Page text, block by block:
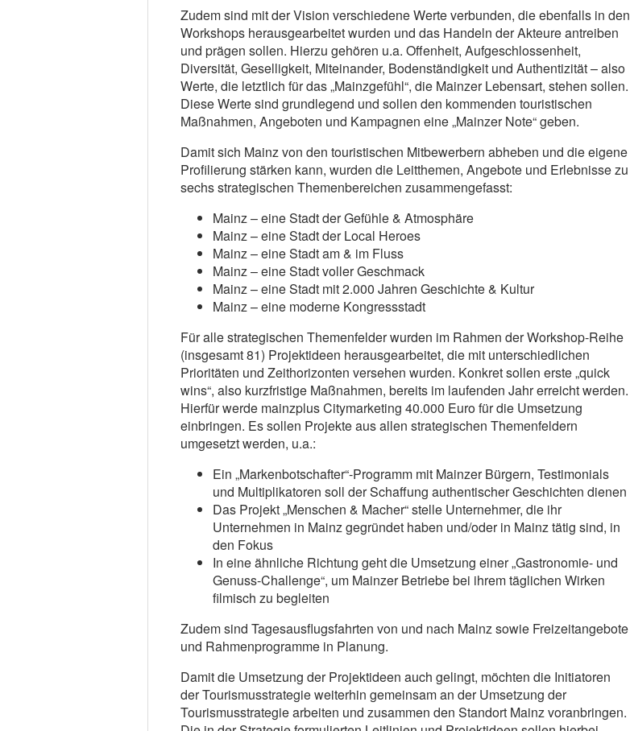
Zudem sind mit der Vision verschiedene Werte verbunden, die ebenfalls in den
Workshops herausgearbeitet wurden und das Handeln der Akteure antreiben
und prägen sollen. Hierzu gehören u.a. Offenheit, Aufgeschlossenheit,
Diversität, Geselligkeit, Miteinander, Bodenständigkeit und Authentizität – also
Werte, die letztlich für das „Mainzgefühl“, die Mainzer Lebensart, stehen sollen.
Diese Werte sind grundlegend und sollen den kommenden touristischen
Maßnahmen, Angeboten und Kampagnen eine „Mainzer Note“ geben.
Damit sich Mainz von den touristischen Mitbewerbern abheben und die eigene
Profilierung stärken kann, wurden die Leitthemen, Angebote und Erlebnisse zu
sechs strategischen Themenbereichen zusammengefasst:
Mainz – eine Stadt der Gefühle & Atmosphäre
Mainz – eine Stadt der Local Heroes
Mainz – eine Stadt am & im Fluss
Mainz – eine Stadt voller Geschmack
Mainz – eine Stadt mit 2.000 Jahren Geschichte & Kultur
Mainz – eine moderne Kongressstadt
Für alle strategischen Themenfelder wurden im Rahmen der Workshop-Reihe
(insgesamt 81) Projektideen herausgearbeitet, die mit unterschiedlichen
Prioritäten und Zeithorizonten versehen wurden. Konkret sollen erste „quick
wins“, also kurzfristige Maßnahmen, bereits im laufenden Jahr erreicht werden.
Hierfür werde mainzplus Citymarketing 40.000 Euro für die Umsetzung
einbringen. Es sollen Projekte aus allen strategischen Themenfeldern
umgesetzt werden, u.a.:
Ein „Markenbotschafter“-Programm mit Mainzer Bürgern, Testimonials
und Multiplikatoren soll der Schaffung authentischer Geschichten dienen
Das Projekt „Menschen & Macher“ stelle Unternehmer, die ihr
Unternehmen in Mainz gegründet haben und/oder in Mainz tätig sind, in
den Fokus
In eine ähnliche Richtung geht die Umsetzung einer „Gastronomie- und
Genuss-Challenge“, um Mainzer Betriebe bei ihrem täglichen Wirken
filmisch zu begleiten
Zudem sind Tagesausflugsfahrten von und nach Mainz sowie Freizeitangebote
und Rahmenprogramme in Planung.
Damit die Umsetzung der Projektideen auch gelingt, möchten die Initiatoren
der Tourismusstrategie weiterhin gemeinsam an der Umsetzung der
Tourismusstrategie arbeiten und zusammen den Standort Mainz voranbringen.